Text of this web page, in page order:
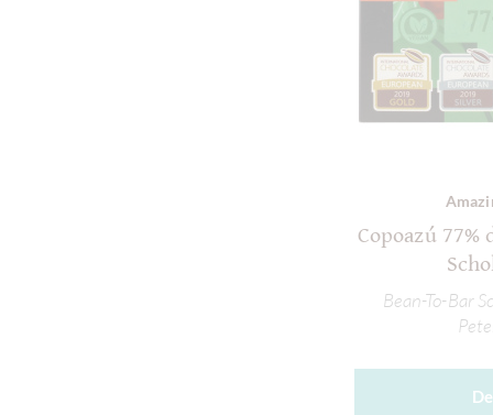
Copoazú
Bean-To-Bar